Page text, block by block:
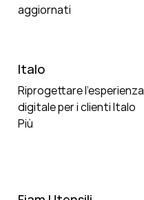
aggiornati
Italo
Riprogettare l'esperienza
digitale per i clienti Italo
Più